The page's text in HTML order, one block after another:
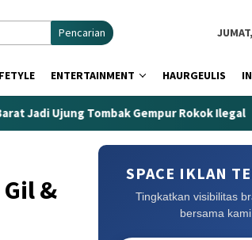
Pencarian
ENTERTAINMENT HAURGEULIS
Gempur Rokok Ilegal Aksi Heroik
&
SPACE IKLAN
Tingkatkan visibilitas
bersama kami.